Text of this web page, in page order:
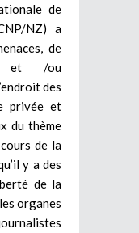
de
NZ) a
de
et /ou
des
privée et
du thème
de la
y a des
de la
organes